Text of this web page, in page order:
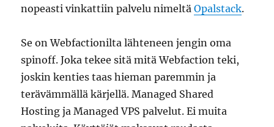
nopeasti vinkattiin palvelu nimeltäOpalstack.
Se on Webfactionilta lähteneen jengin oma
spinoff. Joka tekee sitä mitä Webfaction teki,
joskin kenties taas hieman paremmin ja
terävämmällä kärjellä. Managed Shared
Hosting ja Managed VPS palvelut. Ei muita